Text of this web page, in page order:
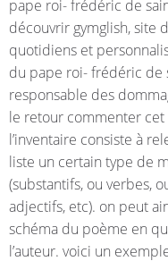
pape roi- frédéric de
découvrir gymglish, site
quotidiens et
du pape roi- frédéric de
responsable des
le retour commenter
l’inventaire consiste à
liste un certain type de
(substantifs, ou verbes,
adjectifs, etc). on peut
schéma du poème en
l’auteur. voici un